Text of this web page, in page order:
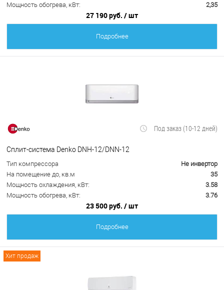
Мощность обогрева, кВт:
2,35
27 190 руб. / шт
Подробнее
Под заказ (10-12 дней)
Сплит-система Denko DNH-12/DNN-12
Тип компрессора
Не инвертор
На помещение до, кв.м
35
Мощность охлаждения, кВт:
3.58
Мощность обогрева, кВт:
3.76
23 500 руб. / шт
Подробнее
Хит продаж